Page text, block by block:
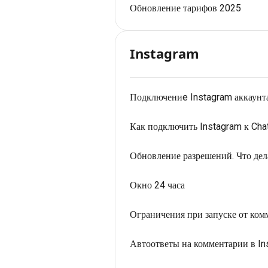
Обновление тарифов 2025
Instagram
Подключениe Instagram
Как подключить Instagram к
Обновление разрешений. Что
Окно 24 часа
Ограничения при запуске от
Автоответы на комментарии в